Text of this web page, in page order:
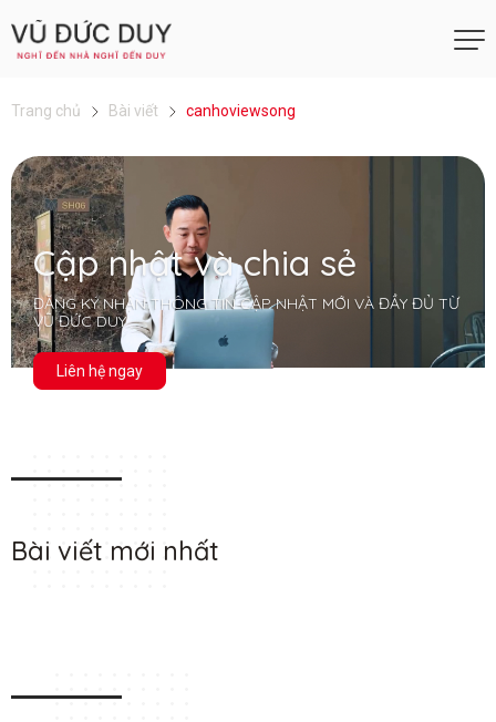
Trang chủ Bài viết canhoviewsong
Cập nhật và chia sẻ
ĐĂNG KÝ NHẬN THÔNG TIN CẬP NHẬT MỚI VÀ ĐẦY ĐỦ TỪ
VŨ ĐỨC DUY
Liên hệ ngay
Bài viết mới nhất